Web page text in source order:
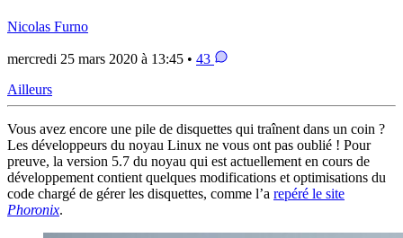
Nicolas Furno
mercredi 25 mars 2020 à 13:45 • 43
Ailleurs
Vous avez encore une pile de disquettes qui traînent dans un coin ?
Les développeurs du noyau Linux ne vous ont pas oublié ! Pour
preuve, la version 5.7 du noyau qui est actuellement en cours de
développement contient quelques modifications et optimisations du
code chargé de gérer les disquettes, comme l’a repéré le site
Phoronix.